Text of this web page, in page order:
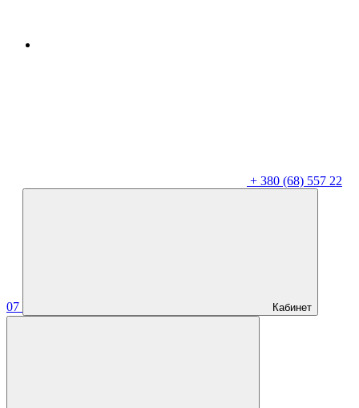
+ 380 (68) 557 22
07 Кабинет